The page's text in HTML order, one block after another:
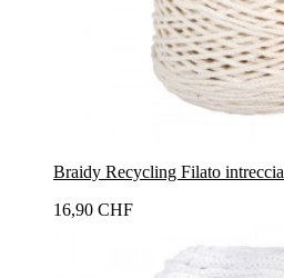
Braidy Recycling Filato
16,90 CHF